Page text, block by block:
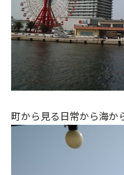
町から見る日常から海か